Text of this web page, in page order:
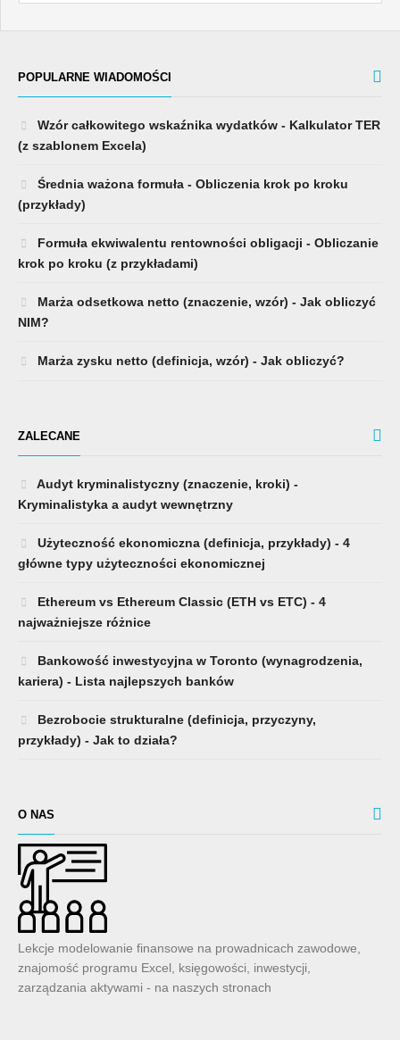
POPULARNE WIADOMOŚCI
Wzór całkowitego wskaźnika wydatków - Kalkulator TER
(z szablonem Excela)
Średnia ważona formuła - Obliczenia krok po kroku
(przykłady)
Formuła ekwiwalentu rentowności obligacji - Obliczanie
krok po kroku (z przykładami)
Marża odsetkowa netto (znaczenie, wzór) - Jak obliczyć
NIM?
Marża zysku netto (definicja, wzór) - Jak obliczyć?
ZALECANE
Audyt kryminalistyczny (znaczenie, kroki) -
Kryminalistyka a audyt wewnętrzny
Użyteczność ekonomiczna (definicja, przykłady) - 4
główne typy użyteczności ekonomicznej
Ethereum vs Ethereum Classic (ETH vs ETC) - 4
najważniejsze różnice
Bankowość inwestycyjna w Toronto (wynagrodzenia,
kariera) - Lista najlepszych banków
Bezrobocie strukturalne (definicja, przyczyny,
przykłady) - Jak to działa?
O NAS
Lekcje modelowanie finansowe na prowadnicach zawodowe,
znajomość programu Excel, księgowości, inwestycji,
zarządzania aktywami - na naszych stronach